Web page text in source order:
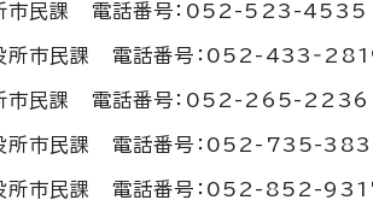
市民課 電話番号：052-523-4535
所市民課 電話番号：052-
市民課 電話番号：052-265-2236
所市民課 電話番号：052-735-
所市民課 電話番号：052-852-